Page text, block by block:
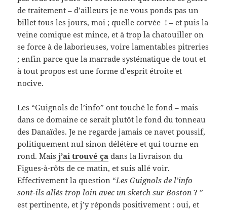
de traitement – d’ailleurs je ne vous ponds pas un
billet tous les jours, moi ; quelle corvée ! – et puis la
veine comique est mince, et à trop la chatouiller on
se force à de laborieuses, voire lamentables pitreries
; enfin parce que la marrade systématique de tout et
à tout propos est une forme d’esprit étroite et
nocive.
Les “Guignols de l’info” ont touché le fond – mais
dans ce domaine ce serait plutôt le fond du tonneau
des Danaïdes. Je ne regarde jamais ce navet poussif,
politiquement nul sinon délétère et qui tourne en
rond. Mais j’ai trouvé ça dans la livraison du
Figues-à-rôts de ce matin, et suis allé voir.
Effectivement la question “Les Guignols de l’info
sont-ils allés trop loin avec un sketch sur Boston? ”
est pertinente, et j’y réponds positivement : oui, et